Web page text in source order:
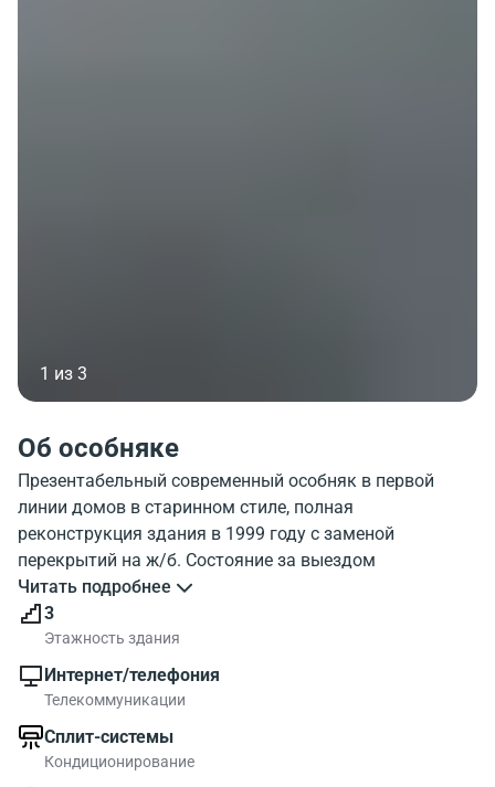
1 из 3
Об особняке
Презентабельный современный особняк в первой
линии домов в старинном стиле, полная
реконструкция здания в 1999 году с заменой
перекрытий на ж/б. Состояние за выездом
арендаторов. Косметика за счет собственника по
запросу арендаторов (возможно перенесение
перегородок), выбор цвета пола и прочее. Парковка
наземная на 3 м/м, подземная до 5 м/м. Высота
потолков 3,2 м. Планировка смешанная. Фактическая
Читать подробнее
3
Этажность здания
Интернет/телефония
Телекоммуникации
Сплит-системы
Кондиционирование